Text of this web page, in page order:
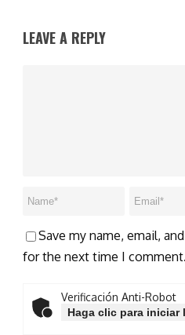
LEAVE A REPLY
Save my name, email,
for the next time I comment.
Verificación Anti-Robot
Haga clic para iniciar